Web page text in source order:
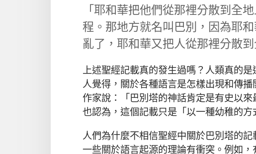
「耶和華把他們從那裡分散到全
程。那地方就名叫巴別，因為耶
亂了，耶和華又把人從那裡分散
上述聖經記載真的發生過嗎？人類真的
人覺得，關於各種語言是怎樣出現和傳
作家說：「巴別塔的神話肯定是有史以
也認為，這個記載只是「以一種幼稚的
人們為什麼不相信聖經中關於巴別塔的
一些關於語言起源的理論有衝突。例如